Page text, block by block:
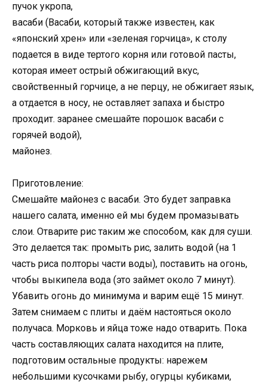
пучок укропа,
васаби (Васаби, который также известен, как
«японский хрен» или «зеленая горчица», к столу
подается в виде тертого корня или готовой пасты,
которая имеет острый обжигающий вкус,
свойственный горчице, а не перцу, не обжигает язык,
а отдается в носу, не оставляет запаха и быстро
проходит. заранее смешайте порошок васаби с
горячей водой),
майонез.
Приготовление:
Смешайте майонез с васаби. Это будет заправка
нашего салата, именно ей мы будем промазывать
слои. Отварите рис таким же способом, как для суши.
Это делается так: промыть рис, залить водой (на 1
часть риса полторы части воды), поставить на огонь,
чтобы выкипела вода (это займет около 7 минут).
Убавить огонь до минимума и варим ещё 15 минут.
Затем снимаем с плиты и даём настояться около
получаса. Морковь и яйца тоже надо отварить. Пока
часть составляющих салата находится на плите,
подготовим остальные продукты: нарежем
небольшими кусочками рыбу, огурцы кубиками,